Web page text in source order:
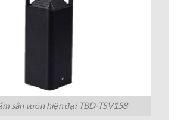
sân vườn hiện đại TBD-TSV158